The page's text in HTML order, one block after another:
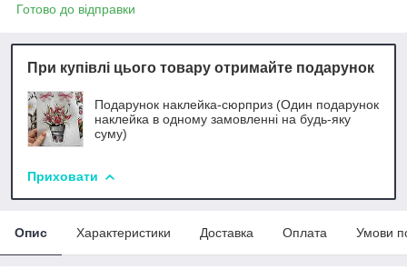
Готово до відправки
При купівлі цього товару отримайте подарунок
Подарунок наклейка-сюрприз (Один подарунок
наклейка в одному замовленні на будь-яку
суму)
Приховати
Опис Характеристики Доставка Оплата Умови